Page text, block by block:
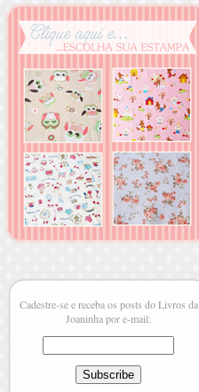
Cadestre-se e receba os posts do Livros da
Joaninha por e-mail: